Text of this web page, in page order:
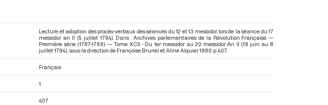
Lecture et adoption des procès-verbaux des séances du 12 et 13 messidor, lors de la séance du 17
messidor an II (5 juillet 1794). Dans : Archives parlementaires de la Révolution Française —
Première série (1787-1799) — Tome XCII - Du 1er messidor au 20 messidor An II (19 juin au 8
juillet 1794) , sous la direction de Françoise Brunel et Aline Alquier. 1980. p. 407.
Français
1
407